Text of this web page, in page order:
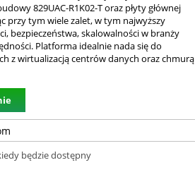
829UAC-R1K02-T oraz płyty głównej
przy tym wiele zalet, w tym najwyższy
bezpieczeństwa, skalowalności w branży
Platforma idealnie nada się do
z wirtualizacją centrów danych oraz chmurą
będzie dostępny